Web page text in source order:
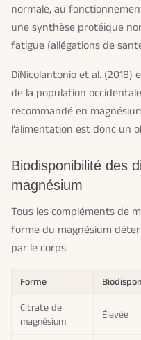
normale, au
une synthèse protéique
fatigue (allégations de
DiNicolantonio et al.
de la population
recommandé en
l’alimentation est donc un
Biodisponibilité des
magnésium
Tous les compléments de
forme du magnésium
par le corps.
Forme
Citrate de
magnésium
Élevée